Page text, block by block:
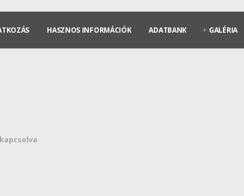
HASZNOS INFORMÁCIÓK ADATBANK GALÉRIA